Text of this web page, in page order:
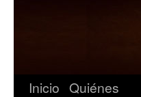
Inicio Quiénes